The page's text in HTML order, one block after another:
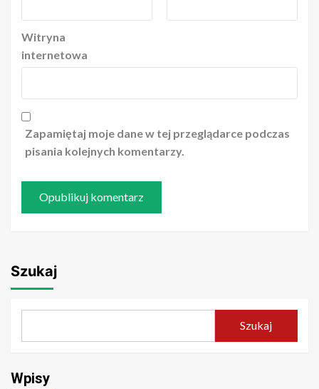
Witryna
internetowa
Zapamiętaj moje dane w tej przeglądarce podczas
pisania kolejnych komentarzy.
Szukaj
Szukaj
Wpisy